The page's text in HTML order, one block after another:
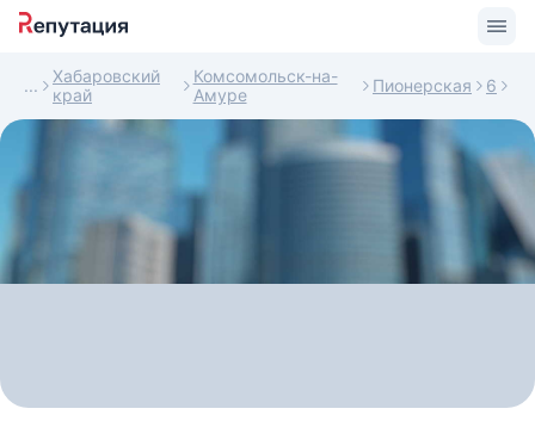
Хабаровский
край
Комсомольск-на-
Амуре
Пионерская 6